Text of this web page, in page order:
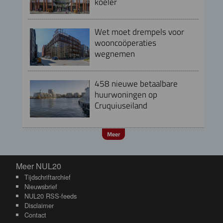
Wet moet drempels voor
wooncoöperaties
wegnemen
458 nieuwe betaalbare
huurwoningen op
Cruquiuseiland
Meer
Meer NUL20
Meer NUL20
Tijdschriftarchief
Nieuwsbrief
NUL20 RSS-feeds
Disclaimer
Contact